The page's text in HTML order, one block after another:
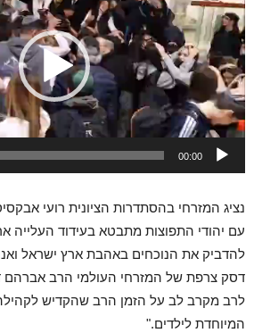
00:00
נציג המזרחי בהסתדרות הציונית רועי
עם יהודי התפוצות מתבטא בעידוד העלייה
להדביק את הנוכחים באהבת ארץ ישראל
דסק צרפת של המזרחי העולמי הרב אברהם
לרב מקרב לב על הזמן הרב שהקדיש
המיוחדת לילדים."